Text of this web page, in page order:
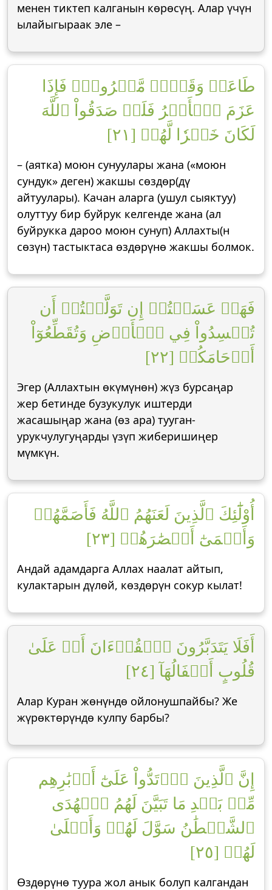
менен тиктеп калганын көрөсүң. Алар үчүн
ылайыгыраак эле –
طَاعَةٞ وَقَوۡلٞ مَّعۡرُوفٞۚ فَإِذَا
عَزَمَ ٱلۡأَمۡرُ فَلَوۡ صَدَقُواْ ٱللَّهَ
لَكَانَ خَيۡرٗا لَّهُمۡ [٢١]
– (аятка) моюн сунуулары жана («моюн
сундук» деген) жакшы сөздөр(дү
айтуулары). Качан аларга (ушул сыяктуу)
олуттуу бир буйрук келгенде жана (ал
буйрукка дароо моюн сунуп) Аллахты(н
сөзүн) тастыктаса өздөрүнө жакшы болмок.
فَهَلۡ عَسَيۡتُمۡ إِن تَوَلَّيۡتُمۡ أَن
تُفۡسِدُواْ فِي ٱلۡأَرۡضِ وَتُقَطِّعُوٓاْ
أَرۡحَامَكُمۡ [٢٢]
Эгер (Аллахтын өкүмүнөн) жүз бурсаңар
жер бетинде бузукулук иштерди
жасашыңар жана (өз ара) тууган-
урукчулугуңарды үзүп жиберишиңер
мүмкүн.
أُوْلَٰٓئِكَ ٱلَّذِينَ لَعَنَهُمُ ٱللَّهُ فَأَصَمَّهُمۡ
وَأَعۡمَىٰٓ أَبۡصَٰرَهُمۡ [٢٣]
Андай адамдарга Аллах наалат айтып,
кулактарын дүлөй, көздөрүн сокур кылат!
أَفَلَا يَتَدَبَّرُونَ ٱلۡقُرۡءَانَ أَمۡ عَلَىٰ
قُلُوبٍ أَقۡفَالُهَآ [٢٤]
Алар Куран жөнүндө ойлонушпайбы? Же
жүрөктөрүндө кулпу барбы?
إِنَّ ٱلَّذِينَ ٱرۡتَدُّواْ عَلَىٰٓ أَدۡبَٰرِهِم
مِّنۢ بَعۡدِ مَا تَبَيَّنَ لَهُمُ ٱلۡهُدَى
ٱلشَّيۡطَٰنُ سَوَّلَ لَهُمۡ وَأَمۡلَىٰ
لَهُمۡ [٢٥]
Өздөрүнө туура жол анык болуп калгандан